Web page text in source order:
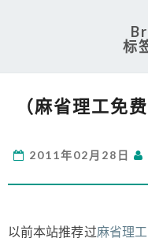
标
（麻省理工免
2011年02月28日
以前本站推荐过麻省理